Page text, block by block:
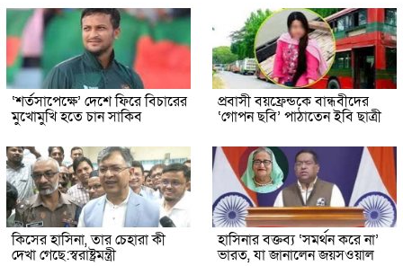
‘শর্তসাপেক্ষে’ দেশে ফিরে বিচারের
মুখোমুখি হতে চান সাকিব
প্রবাসী বয়ফ্রেন্ডকে বান্ধবীদের
‘গোপন ছবি’ পাঠাতেন ইবি ছাত্রী
কিসের হাসিনা, তার চেহারা কী
দেখা গেছে:স্বরাষ্ট্রমন্ত্রী
হাসিনার বক্তব্য ‘সমর্থন করে না’
ভারত, যা জানালেন জয়সওয়াল